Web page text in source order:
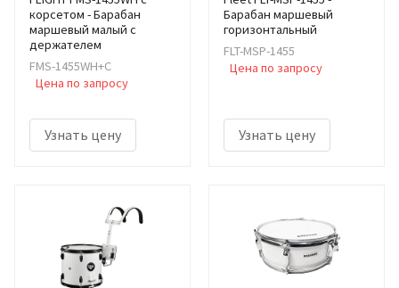
корсетом - Барабан
маршевый малый с
держателем
FMS-1455WH+C
Цена по запросу
Узнать цену
Барабан маршевый
горизонтальный
FLT-MSP-1455
Цена по запросу
Узнать цену